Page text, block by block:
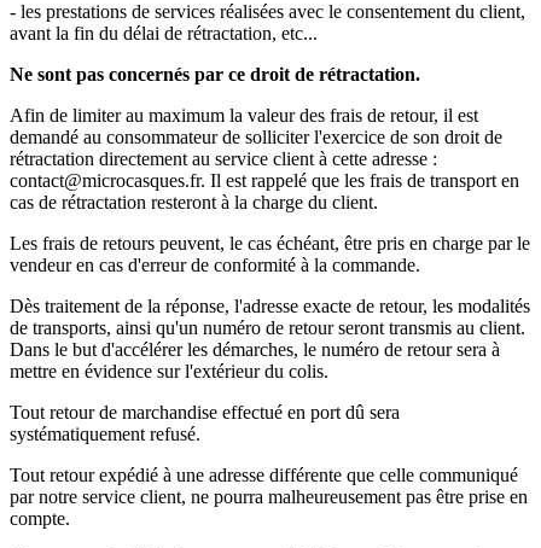
- les prestations de services réalisées avec le consentement du client,
avant la fin du délai de rétractation, etc...
Ne sont pas concernés par ce droit de rétractation.
Afin de limiter au maximum la valeur des frais de retour, il est
demandé au consommateur de solliciter l'exercice de son droit de
rétractation directement au service client à cette adresse :
contact@microcasques.fr. Il est rappelé que les frais de transport en
cas de rétractation resteront à la charge du client.
Les frais de retours peuvent, le cas échéant, être pris en charge par le
vendeur en cas d'erreur de conformité à la commande.
Dès traitement de la réponse, l'adresse exacte de retour, les modalités
de transports, ainsi qu'un numéro de retour seront transmis au client.
Dans le but d'accélérer les démarches, le numéro de retour sera à
mettre en évidence sur l'extérieur du colis.
Tout retour de marchandise effectué en port dû sera
systématiquement refusé.
Tout retour expédié à une adresse différente que celle communiqué
par notre service client, ne pourra malheureusement pas être prise en
compte.